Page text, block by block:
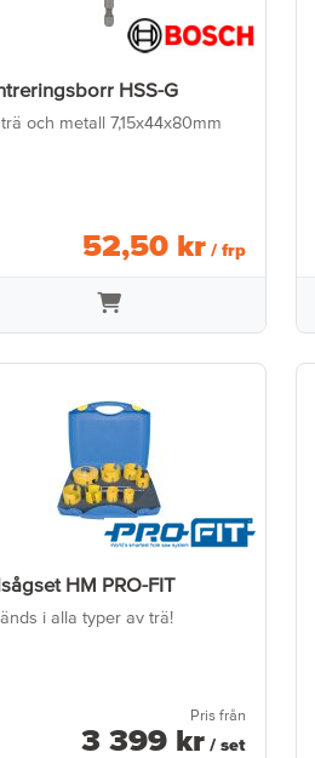
HSS-G
och metall 7,15x44x80mm
52,50 kr / frp
HM PRO-FIT
i alla typer av trä!
Pris från
3 399 kr / set